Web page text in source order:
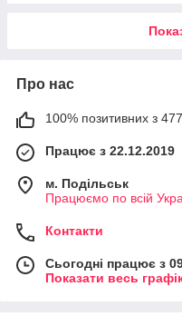
Про нас
100% позитивних з 477
Працює з 22.12.2019
м. Подільськ
Працюємо по всій
Контакти
Сьогодні працює з
Показати весь